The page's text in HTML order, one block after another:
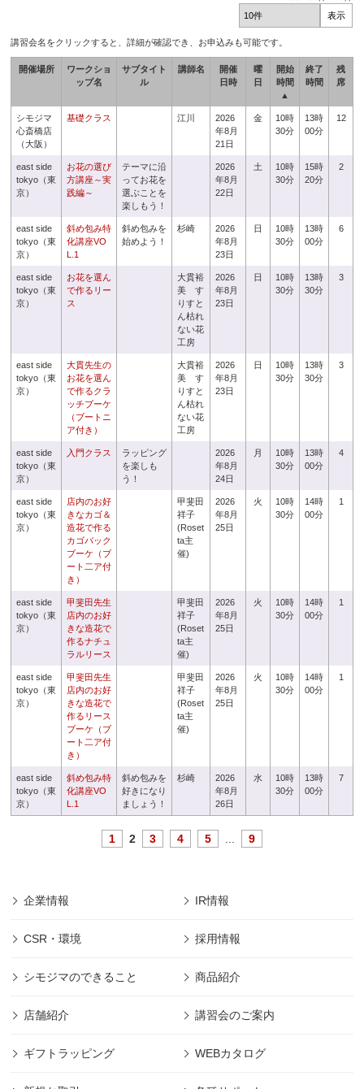
講習会名をクリックすると、詳細が確認でき、お申込みも可能です。
開催場所
ワークショ
ップ名
サブタイト
ル
講師名
開催
日時
曜
日
開始
時間
▲
終了
時間
残
席
シモジマ
心斎橋店
（大阪）
基礎クラス 江川
2026
年8月
21日
金
10時
30分
13時
00分
12
east side
tokyo（東
京）
お花の選び
方講座～実
践編～
テーマに沿
ってお花を
選ぶことを
楽しもう！
2026
年8月
22日
土
10時
30分
15時
20分
2
east side
tokyo（東
京）
斜め包み特
化講座VO
L.1
斜め包みを
始めよう！
杉崎
2026
年8月
23日
日
10時
30分
13時
00分
6
east side
tokyo（東
京）
お花を選ん
で作るリー
ス
大貫裕
美 す
りすと
ん枯れ
ない花
工房
2026
年8月
23日
日
10時
30分
13時
30分
3
east side
tokyo（東
京）
大貫先生の
お花を選ん
で作るクラ
ッチブーケ
（ブートニ
ア付き）
大貫裕
美 す
りすと
ん枯れ
ない花
工房
2026
年8月
23日
日
10時
30分
13時
30分
3
east side
tokyo（東
京）
入門クラス
ラッピング
を楽しも
う！
2026
年8月
24日
月
10時
30分
13時
00分
4
east side
tokyo（東
京）
店内のお好
きなカゴ＆
造花で作る
カゴバック
ブーケ（ブ
ート二ア付
き）
甲斐田
祥子
(Roset
ta主
催)
2026
年8月
25日
火
10時
30分
14時
00分
1
east side
tokyo（東
京）
甲斐田先生
店内のお好
きな造花で
作るナチュ
ラルリース
甲斐田
祥子
(Roset
ta主
催)
2026
年8月
25日
火
10時
30分
14時
00分
1
east side
tokyo（東
京）
甲斐田先生
店内のお好
きな造花で
作るリース
ブーケ（ブ
ート二ア付
き）
甲斐田
祥子
(Roset
ta主
催)
2026
年8月
25日
火
10時
30分
14時
00分
1
east side
tokyo（東
京）
斜め包み特
化講座VO
L.1
斜め包みを
好きになり
ましょう！
杉崎
2026
年8月
26日
水
10時
30分
13時
00分
7
1 2 3 4 5 9
企業情報 IR情報
CSR・環境 採用情報
シモジマのできること 商品紹介
店舗紹介 講習会のご案内
ギフトラッピング WEBカタログ